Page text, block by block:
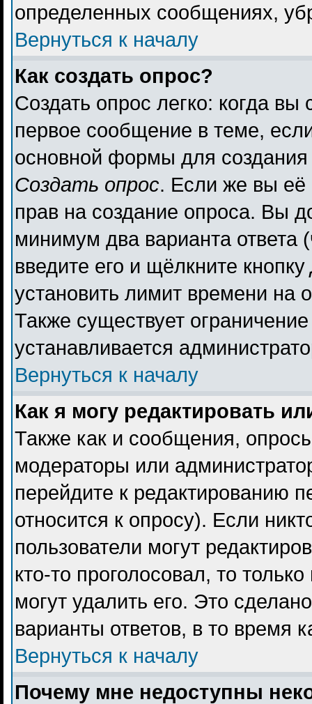
определенных сообщениях,
Вернуться к началу
Как создать опрос?
Создать опрос легко: когда вы
первое сообщение в теме,
основной формы для
Создать опрос. Если же вы её
прав на создание опроса. Вы
минимум два варианта ответа
введите его и щёлкните кнопку
установить лимит времени на
Также существует
устанавливается
Вернуться к началу
Как я могу редактировать
Также как и сообщения,
модераторы или
перейдите к редактированию
относится к опросу). Если
пользователи могут
кто-то проголосовал, то
могут удалить его. Это
варианты ответов, в то время
Вернуться к началу
Почему мне недоступны